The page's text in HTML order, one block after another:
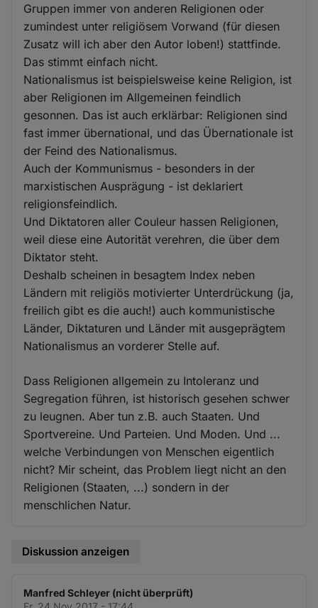
Gruppen immer von anderen Religionen oder
zumindest unter religiösem Vorwand (für diesen
Zusatz will ich aber den Autor loben!) stattfinde.
Das stimmt einfach nicht.
Nationalismus ist beispielsweise keine Religion, ist
aber Religionen im Allgemeinen feindlich
gesonnen. Das ist auch erklärbar: Religionen sind
fast immer übernational, und das Übernationale ist
der Feind des Nationalismus.
Auch der Kommunismus - besonders in der
marxistischen Ausprägung - ist deklariert
religionsfeindlich.
Und Diktatoren aller Couleur hassen Religionen,
weil diese eine Autorität verehren, die über dem
Diktator steht.
Deshalb scheinen in besagtem Index neben
Ländern mit religiös motivierter Unterdrückung (ja,
freilich gibt es die auch!) auch kommunistische
Länder, Diktaturen und Länder mit ausgeprägtem
Nationalismus an vorderer Stelle auf.
Dass Religionen allgemein zu Intoleranz und
Segregation führen, ist historisch gesehen schwer
zu leugnen. Aber tun z.B. auch Staaten. Und
Sportvereine. Und Parteien. Und Moden. Und ...
welche Verbindungen von Menschen eigentlich
nicht? Mir scheint, das Problem liegt nicht an den
Religionen (Staaten, ...) sondern in der
menschlichen Natur.
Diskussion anzeigen
Manfred Schleyer (nicht überprüft)